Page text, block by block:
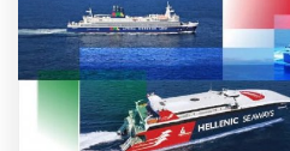
Business
Travel
World